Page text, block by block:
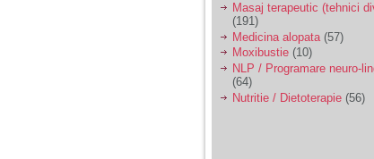
Masaj terapeutic (tehnici
(191)
Medicina alopata (57)
Moxibustie (10)
NLP / Programare neuro-
(64)
Nutritie / Dietoterapie (56)